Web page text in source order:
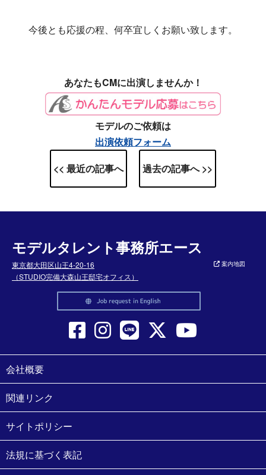
今後とも応援の程、何卒宜しくお願い致します。
あなたもCMに出演しませんか！
モデルのご依頼は
出演依頼フォーム
<< 最近の記事へ
過去の記事へ >>
モデルタレント事務所エース
東京都大田区山王4-20-16
（STUDIO完備大森山王邸宅オフィス）
案内地図
会社概要
関連リンク
サイトポリシー
法規に基づく表記